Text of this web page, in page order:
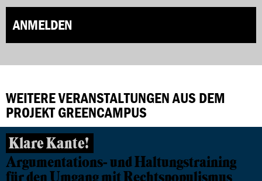
ANMELDEN
WEITERE VERANSTALTUNGEN AUS DEM
PROJEKT GREENCAMPUS
Klare Kante!
Argumentations- und Haltungstraining